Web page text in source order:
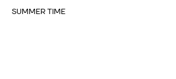
SUMMER TIME